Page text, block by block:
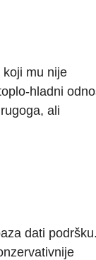
mu nije
hladni
ali
dati podršku.